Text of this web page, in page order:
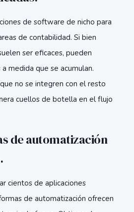
de software de nicho para
de contabilidad. Si bien
ser eficaces, pueden
medida que se acumulan.
no se integren con el resto
cuellos de botella en el flujo
de automatización
cientos de aplicaciones
de automatización ofrecen